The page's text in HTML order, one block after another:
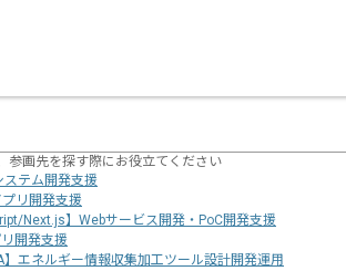
参画先を探す際にお役立てください
ステム開発支援
プリ開発支援
Next.js】Webサービス開発・PoC開発支援
開発支援
】エネルギー情報収集加工ツール設計開発運用